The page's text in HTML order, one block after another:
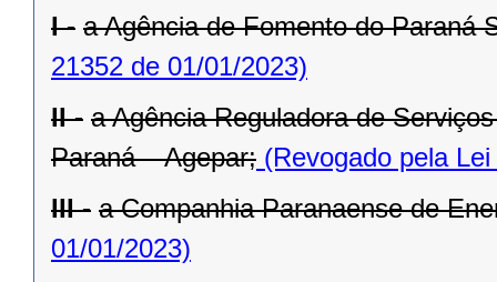
I - a Agência de Fomento do Paraná
21352 de 01/01/2023)
II - a Agência Reguladora de
Paraná – Agepar; (Revogado pela
III - a Companhia Paranaense de
01/01/2023)